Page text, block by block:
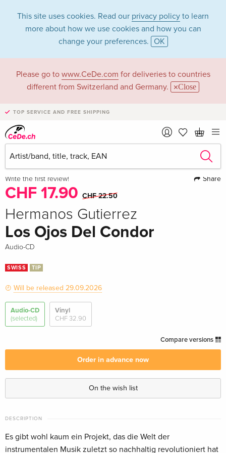
This site uses cookies. Read our privacy policy to learn
more about how we use cookies and how you can
change your preferences. OK
Please go to www.CeDe.com for deliveries to countries
different from Switzerland and Germany.
Close
TOP SERVICE AND FREE SHIPPING
Write the first review! Share
CHF 17.90 CHF 22.50
Hermanos Gutierrez
Los Ojos Del Condor
Audio-CD
SWISS TIP
Will be released 29.09.2026
Audio-CD
(selected)
Vinyl
CHF 32.90
Compare versions
Order in advance now
On the wish list
DESCRIPTION
Es gibt wohl kaum ein Projekt, das die Welt der
instrumentalen Musik zuletzt so nachhaltig revolutioniert hat